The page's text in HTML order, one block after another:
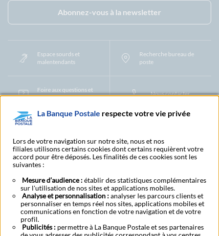
Abonnez-vous à la newsletter
Espace sourds et
malentendants
Recherche bureau de
poste
Foire aux questions et
centre d'aide
Nous contacter
Protection des Données à Caractère PersonnelFiliales et partenaires
CookiesGestion des cookiesActualiser vos informations
Contestation et réclamation Coordonnées Centres Financiers
Alertes fraudes et points de vigilance Actualités réglementaires CGU
Aide navigateur et systèmes d'exploitation
Vider le cache de votre navigateurLexique Aide et accessibilité
Accessibilité – Partiellement conforme Espace candidature
BFI - Banque de Financement et d'Investissement
Le fonds de garantie des dépôts et de résolutionRésilierRétractation
La Banque Postale respecte votre vie privée
Lors de votre navigation sur notre site, nous et nos
filiales utilisons certains cookies dont certains requièrent votre
accord pour être déposés. Les finalités de ces cookies sont les
suivantes :
Mesure d’audience :établir des statistiques complémentaires
sur l'utilisation de nos sites et applications mobiles.
Analyse et personnalisation :analyser les parcours clients et
personnaliser en temps réel nos sites, applications mobiles et
communications en fonction de votre navigation et de votre
profil.
Publicités : permettre à La Banque Postale et ses partenaires